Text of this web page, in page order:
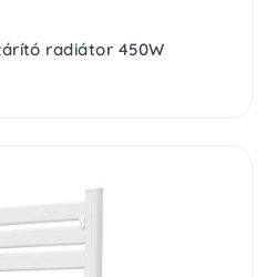
radiátor 450W